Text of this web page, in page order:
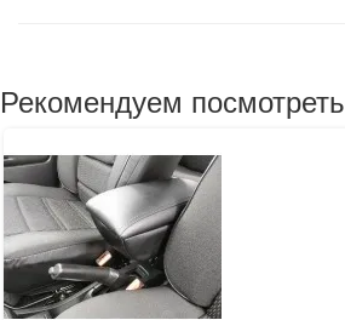
Рекомендуем посмотреть